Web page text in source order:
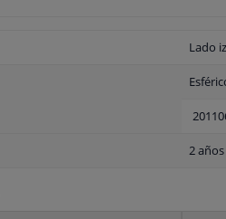
Lado
2 años